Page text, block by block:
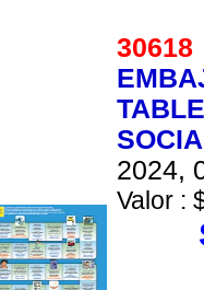
2024,
Valor :